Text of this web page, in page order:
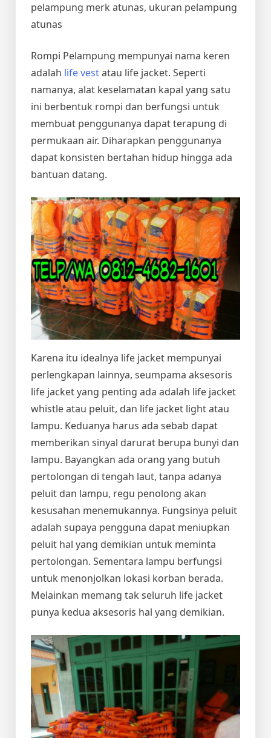
pelampung merk atunas, ukuran pelampung
atunas
Rompi Pelampung mempunyai nama keren
adalah life vestatau life jacket. Seperti
namanya, alat keselamatan kapal yang satu
ini berbentuk rompi dan berfungsi untuk
membuat penggunanya dapat terapung di
permukaan air. Diharapkan penggunanya
dapat konsisten bertahan hidup hingga ada
bantuan datang.
Karena itu idealnya life jacket mempunyai
perlengkapan lainnya, seumpama aksesoris
life jacket yang penting ada adalah life jacket
whistle atau peluit, dan life jacket light atau
lampu. Keduanya harus ada sebab dapat
memberikan sinyal darurat berupa bunyi dan
lampu. Bayangkan ada orang yang butuh
pertolongan di tengah laut, tanpa adanya
peluit dan lampu, regu penolong akan
kesusahan menemukannya. Fungsinya peluit
adalah supaya pengguna dapat meniupkan
peluit hal yang demikian untuk meminta
pertolongan. Sementara lampu berfungsi
untuk menonjolkan lokasi korban berada.
Melainkan memang tak seluruh life jacket
punya kedua aksesoris hal yang demikian.